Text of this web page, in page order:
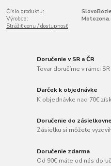
Číslo produktu:
Výrobca:
Strážiť cenu / dostupnosť
Doručenie v SR a ČR
Tovar doručíme v rámci SR
Darček k objednávke
K objednávke nad 70€
Doručenie do zásielkovne
Zásielku si môžete
Doručenie zdarma
Od 90€ máte od nás